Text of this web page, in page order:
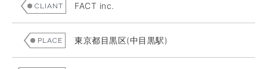
CLIANT FACT inc.
PLACE 東京都目黒区(中目黒駅)